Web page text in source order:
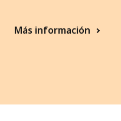
Más información